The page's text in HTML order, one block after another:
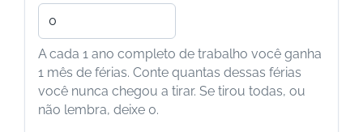
A cada 1 ano completo de trabalho você ganha
1 mês de férias. Conte quantas dessas férias
você nunca chegou a tirar. Se tirou todas, ou
não lembra, deixe 0.